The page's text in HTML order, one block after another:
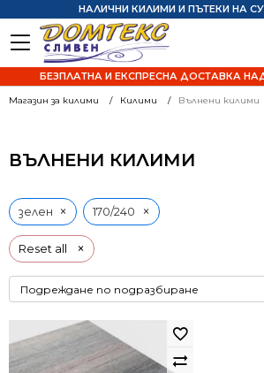
НАЛИЧНИ КИЛИМИ И ПЪТЕКИ НА
БЕЗПЛАТНА И ЕКСПРЕСНА ДОСТАВКА НАД
Магазин за килими Килими Вълнени килими
ВЪЛНЕНИ КИЛИМИ
Reset all ×
зелен × 170/240 ×